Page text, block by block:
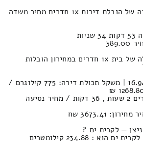
כמה עולה פירוק והרכבה של הובלת דירות 1x חדרים מחיר משדה
כמה יעלה לעשות הובלה של בית 1x חדרים במחירון הובלות
נפח חפצים : 16.94м³ | משקל תכולת דירה: 775 קילוגרם /
זמן נסיעה בין ערים 2 שעות , 36 דקות / מחיר נסיעה
3673.41 שח
— לקרית ים ?
: 234.88 קילומטרים